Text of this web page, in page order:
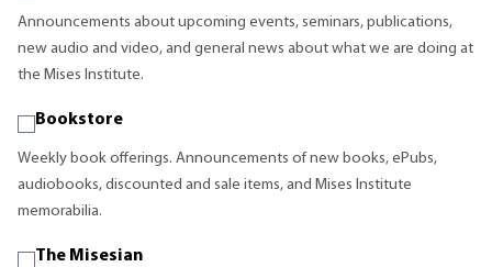
Announcements about upcoming events, seminars, publications,
new audio and video, and general news about what we are doing at
the Mises Institute.
Bookstore
Weekly book offerings. Announcements of new books, ePubs,
audiobooks, discounted and sale items, and Mises Institute
memorabilia.
The Misesian